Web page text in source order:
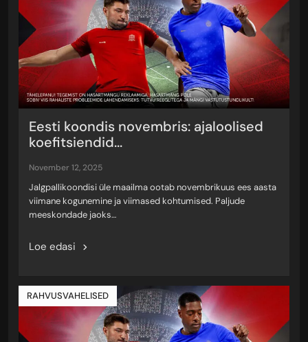
Eesti koondis novembris: ajaloolised
koefitsiendid...
november 12, 2025
Jalgpallikoondisi üle maailma ootab novembrikuus ees aasta
viimane kogunemine ja viimased kohtumised. Paljude
meeskondade jaoks…
Loe edasi
RAHVUSVAHELISED